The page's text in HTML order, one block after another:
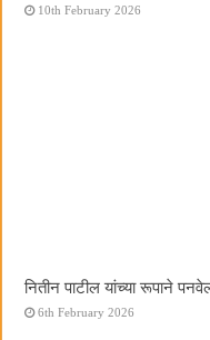
10th February 2026
नितीन पाटील यांच्या रूपाने
6th February 2026